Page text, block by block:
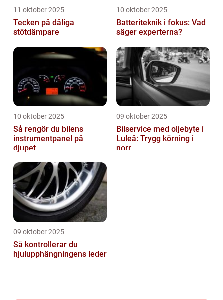
11 oktober 2025
Tecken på dåliga
stötdämpare
10 oktober 2025
Batteriteknik i fokus: Vad
säger experterna?
10 oktober 2025
Så rengör du bilens
instrumentpanel på
djupet
09 oktober 2025
Bilservice med oljebyte i
Luleå: Trygg körning i
norr
09 oktober 2025
Så kontrollerar du
hjulupphängningens leder